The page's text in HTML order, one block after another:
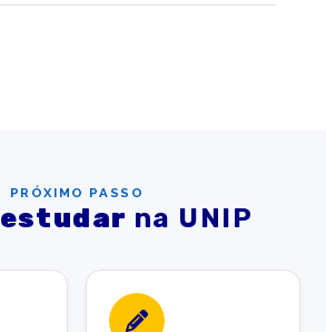
PRÓXIMO PASSO
estudar na UNIP